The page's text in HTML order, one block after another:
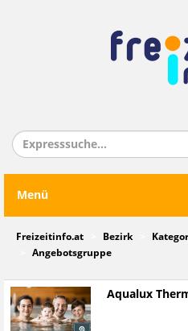
Menü
Freizeitinfo.at Bezirk
Angebotsgruppe
Aqualux